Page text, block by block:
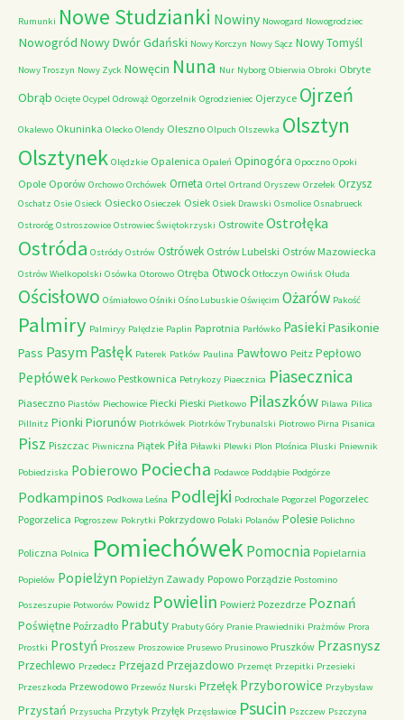
Rumunki Nowe Studzianki Nowiny Nowogard Nowogrodziec
Nowogród Nowy Dwór Gdański Nowy Korczyn Nowy Sącz Nowy Tomyśl
Nowy Troszyn Nowy Zyck Nowęcin Nuna Nur Nyborg Obierwia Obroki Obryte
Obrąb Ocięte Ocypel Odrowąż Ogorzelnik Ogrodzieniec Ojerzyce Ojrzeń
Okalewo Okuninka Olecko Olendy Oleszno Olpuch Olszewka Olsztyn
Olsztynek Olędzkie Opalenica Opaleń Opinogóra Opoczno Opoki
Opole Oporów Orchowo Orchówek Orneta Ortel Ortrand Oryszew Orzełek Orzysz
Oschatz Osie Osieck Osiecko Osieczek Osiek Osiek Drawski Osmolice Osnabrueck
Ostroróg Ostroszowice Ostrowiec Świętokrzyski Ostrowite Ostrołęka
Ostróda Ostródy Ostrów Ostrówek Ostrów Lubelski Ostrów Mazowiecka
Ostrów Wielkopolski Osówka Otorowo Otręba Otwock Otłoczyn Owińsk Ołuda
Ościsłowo Ośmiałowo Ośniki Ośno Lubuskie Oświęcim Ożarów Pakość
Palmiry Palmiryy Palędzie Paplin Paprotnia Parłówko Pasieki Pasikonie
Pass PasymPasłęk Paterek Patków Paulina Pawłowo Peitz Pepłowo
Pepłówek Perkowo Pestkownica Petrykozy Piaecznica Piasecznica
Piaseczno Piastów Piechowice Piecki Pieski Pietkowo Pilaszków Pilawa Pilica
Pillnitz Pionki Piorunów Piotrkówek Piotrków Trybunalski Piotrowo Pirna Pisanica
Pisz Piszczac Piwniczna Piątek Piła Piławki Plewki Plon Plośnica Pluski Pniewnik
Pobiedziska Pobierowo Pociecha Podawce Poddąbie Podgórze
Podkampinos Podkowa Leśna Podlejki Podrochale Pogorzel Pogorzelec
Pogorzelica Pogroszew Pokrytki Pokrzydowo Polaki Polanów Polesie Polichno
Policzna Polnica PomiechówekPomocnia Popielarnia
Popielów Popielżyn Popielżyn Zawady Popowo Porządzie Postomino
Poszeszupie Potworów Powidz Powielin Powierż Pozezdrze Poznań
Poświętne Poźrzadło Prabuty Prabuty Góry Pranie Prawiedniki Prażmów Prora
Prostki Prostyń Proszew Proszowice Prusewo Prusinowo Pruszków Przasnysz
Przechlewo Przedecz Przejazd Przejazdowo Przemęt Przepitki Przesieki
Przeszkoda Przewodowo Przewóz Nurski Przełęk Przyborowice Przybysław
Przystań Przysucha Przytyk Przyłęk Przęsławice Psucin Pszczew Pszczyna